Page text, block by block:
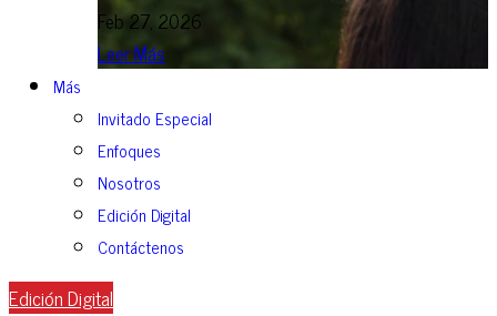
Feb 27, 2026
Leer Más
Más
Invitado Especial
Enfoques
Nosotros
Edición Digital
Contáctenos
Edición Digital